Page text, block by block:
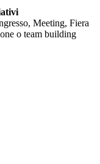
Meeting, Fiera
o team building